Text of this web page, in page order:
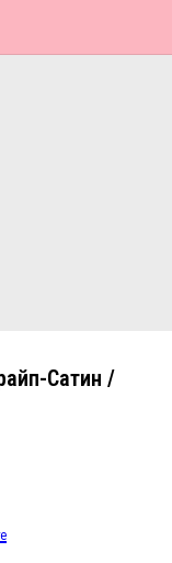
Сатин /